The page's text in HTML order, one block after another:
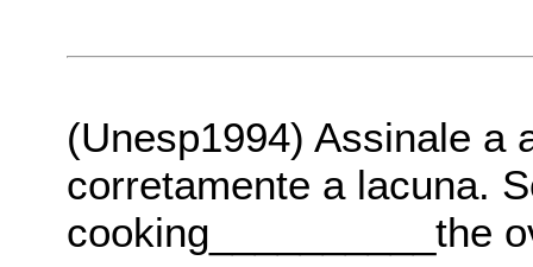
(Unesp1994) Assinale a
corretamente a lacuna.
cooking__________the